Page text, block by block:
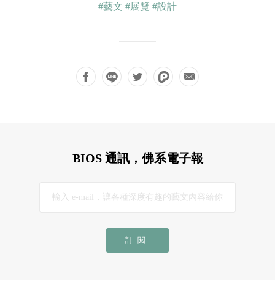
#藝文 #展覽 #設計
BIOS 通訊，佛系電子報
訂閱